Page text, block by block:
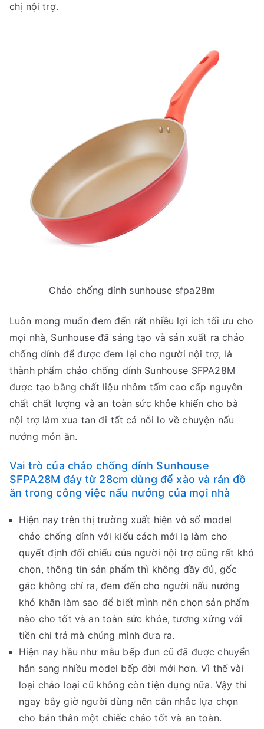
chị nội trợ.
Chảo chống dính sunhouse sfpa28m
Luôn mong muốn đem đến rất nhiều lợi ích tối ưu cho
mọi nhà, Sunhouse đã sáng tạo và sản xuất ra chảo
chống dính để được đem lại cho người nội trợ, là
thành phẩm chảo chống dính Sunhouse SFPA28M
được tạo bằng chất liệu nhôm tấm cao cấp nguyên
chất chất lượng và an toàn sức khỏe khiến cho bà
nội trợ làm xua tan đi tất cả nỗi lo về chuyện nấu
nướng món ăn.
Vai trò của chảo chống dính Sunhouse
SFPA28M đáy từ 28cm dùng để xào và rán đồ
ăn trong công việc nấu nướng của mọi nhà
Hiện nay trên thị trường xuất hiện vô số model
chảo chống dính với kiểu cách mới lạ làm cho
quyết định đối chiếu của người nội trợ cũng rất khó
chọn, thông tin sản phẩm thì không đầy đủ, gốc
gác không chỉ ra, đem đến cho người nấu nướng
khó khăn làm sao để biết mình nên chọn sản phẩm
nào cho tốt và an toàn sức khỏe, tương xứng với
tiền chi trả mà chúng mình đưa ra.
Hiện nay hầu như mẫu bếp đun cũ đã được chuyển
hẳn sang nhiều model bếp đời mới hơn. Vì thế vài
loại chảo loại cũ không còn tiện dụng nữa. Vậy thì
ngay bây giờ người dùng nên cân nhắc lựa chọn
cho bản thân một chiếc chảo tốt và an toàn.